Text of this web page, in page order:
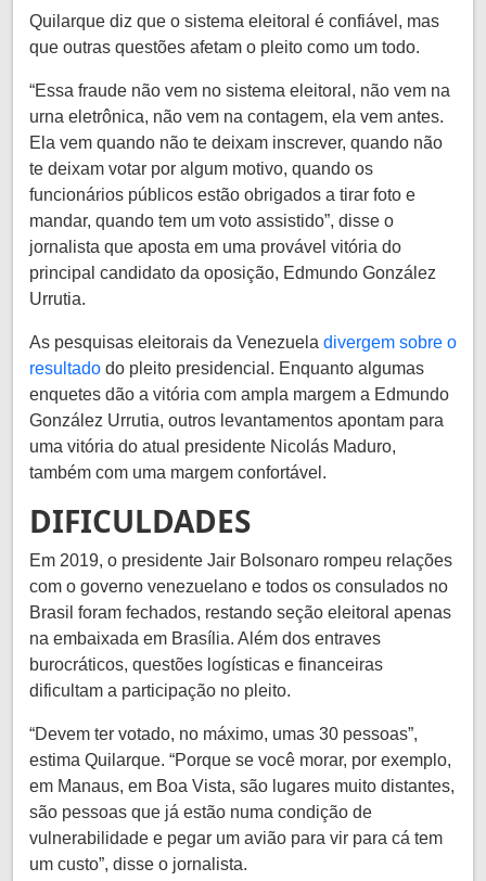
Quilarque diz que o sistema eleitoral é confiável, mas
que outras questões afetam o pleito como um todo.
“Essa fraude não vem no sistema eleitoral, não vem na
urna eletrônica, não vem na contagem, ela vem antes.
Ela vem quando não te deixam inscrever, quando não
te deixam votar por algum motivo, quando os
funcionários públicos estão obrigados a tirar foto e
mandar, quando tem um voto assistido”, disse o
jornalista que aposta em uma provável vitória do
principal candidato da oposição, Edmundo González
Urrutia.
As pesquisas eleitorais da Venezuela divergem sobre o
resultado do pleito presidencial. Enquanto algumas
enquetes dão a vitória com ampla margem a Edmundo
González Urrutia, outros levantamentos apontam para
uma vitória do atual presidente Nicolás Maduro,
também com uma margem confortável.
DIFICULDADES
Em 2019, o presidente Jair Bolsonaro rompeu relações
com o governo venezuelano e todos os consulados no
Brasil foram fechados, restando seção eleitoral apenas
na embaixada em Brasília. Além dos entraves
burocráticos, questões logísticas e financeiras
dificultam a participação no pleito.
“Devem ter votado, no máximo, umas 30 pessoas”,
estima Quilarque. “Porque se você morar, por exemplo,
em Manaus, em Boa Vista, são lugares muito distantes,
são pessoas que já estão numa condição de
vulnerabilidade e pegar um avião para vir para cá tem
um custo”, disse o jornalista.